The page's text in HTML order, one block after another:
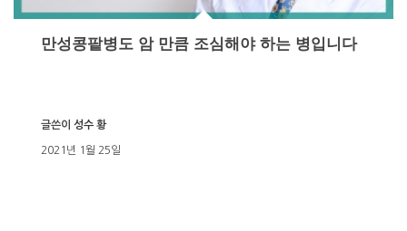
만성콩팥병도 암 만큼 조심해야 하는 병입니다
2021년 1월 25일
글쓴이 성수 황